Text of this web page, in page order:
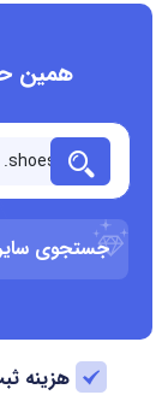
همین
جستجوی
هزینه